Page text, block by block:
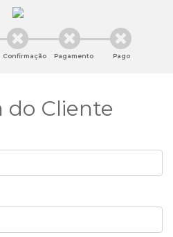
Confirmação Pagamento Pago
do Cliente